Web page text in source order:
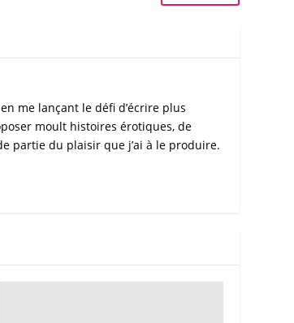
me lançant le défi d’écrire plus
moult histoires érotiques, de
partie du plaisir que j’ai à le produire.